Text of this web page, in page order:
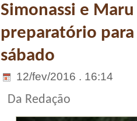
Simonassi e
preparatório
sábado
12/fev/2016 . 16:14
Da Redação